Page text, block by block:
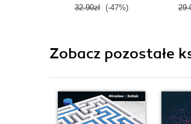
32.90zł (-47%)
Zobacz pozostałe